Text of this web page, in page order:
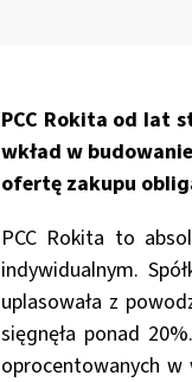
PCC Rokita od lat
wkład w
ofertę zakupu
PCC Rokita to
indywidualnym.
uplasowała z
sięgnęła ponad
oprocentowanych w